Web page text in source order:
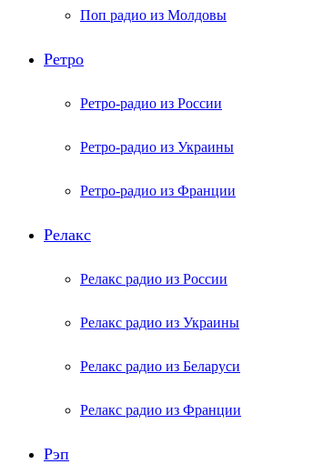
Поп радио из Молдовы
Ретро
Ретро-радио из России
Ретро-радио из Украины
Ретро-радио из Франции
Релакс
Релакс радио из России
Релакс радио из Украины
Релакс радио из Беларуси
Релакс радио из Франции
Рэп